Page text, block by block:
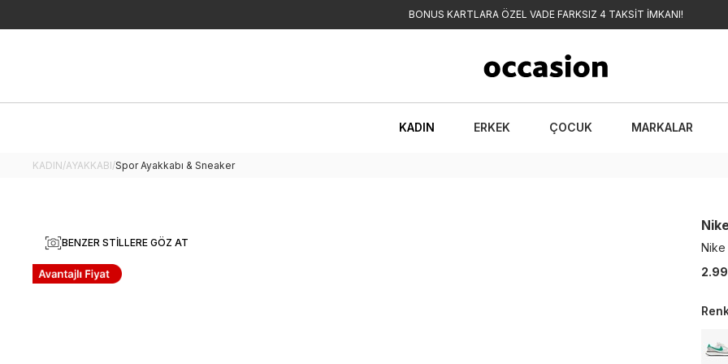
BONUS KARTLARA ÖZEL VADE FARKSIZ 4 TAKSİT İMKANI!
KADIN ERKEK ÇOCUK MARKALAR
KADIN/AYAKKABI/Spor Ayakkabı & Sneaker
BENZER STILLERE GÖZ AT
Nike